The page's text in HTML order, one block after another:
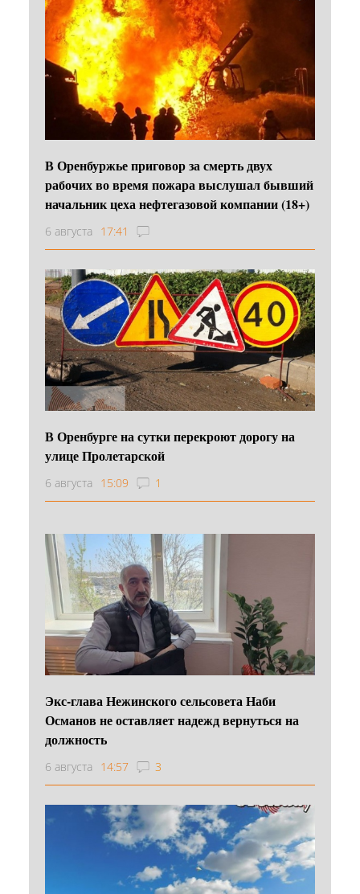
В Оренбуржье приговор за смерть двух
рабочих во время пожара выслушал бывший
начальник цеха нефтегазовой компании (18+)
6 августа 17:41
В Оренбурге на сутки перекроют дорогу на
улице Пролетарской
6 августа 15:09 1
Экс-глава Нежинского сельсовета Наби
Османов не оставляет надежд вернуться на
должность
6 августа 14:57 3